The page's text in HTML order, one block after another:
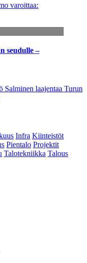
varoittaa:
seudulle –
Salminen laajentaa Turun
Infra Kiinteistöt
Pientalo Projektit
Talotekniikka Talous